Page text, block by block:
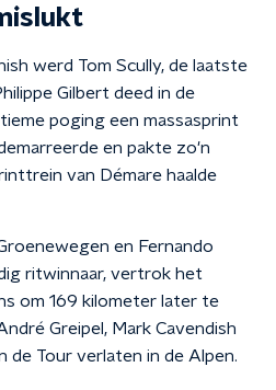
werd Tom Scully, de laatste
Gilbert deed in de
poging een massasprint
en pakte zo'n
van Démare haalde
en Fernando
ritwinnaar, vertrok het
om 169 kilometer later te
Greipel, Mark Cavendish
de Tour verlaten in de Alpen.